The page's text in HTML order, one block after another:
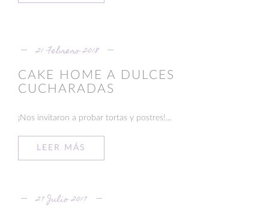
21 Febrero 2018
CAKE HOME A DULCES
CUCHARADAS
¡Nos invitaron a probar tortas y postres!...
LEER MÁS
27 Julio 2017